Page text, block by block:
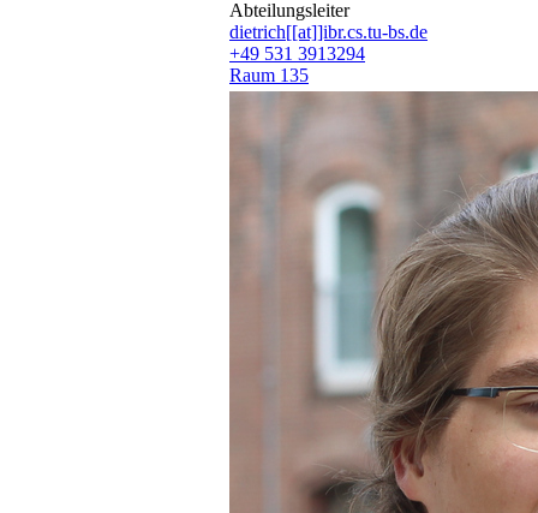
Abteilungsleiter
dietrich[[at]]ibr.cs.tu-bs.de
+49 531 3913294
Raum 135